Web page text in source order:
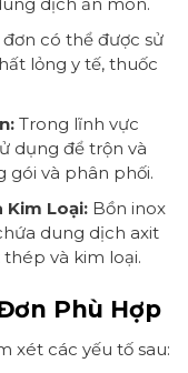
có thể được sử
lỏng y tế, thuốc
Trong lĩnh vực
dụng để trộn và
gói và phân phối.
Kim Loại:Bồn inox
dung dịch axit
và kim loại.
Phù Hợp
xét các yếu tố sau: